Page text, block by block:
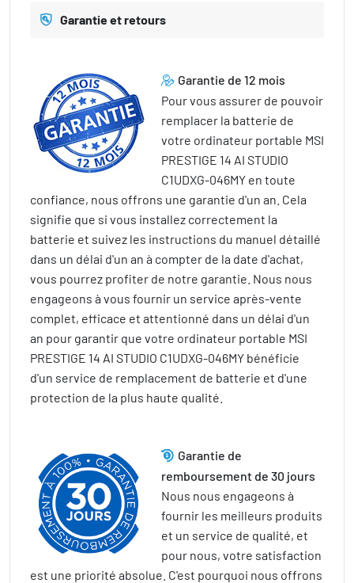
Garantie et retours
Garantie de 12 mois
Pour vous assurer de pouvoir
remplacer la batterie de
votre ordinateur portable MSI
PRESTIGE 14 AI STUDIO
C1UDXG-046MY en toute
confiance, nous offrons une garantie d'un an. Cela
signifie que si vous installez correctement la
batterie et suivez les instructions du manuel détaillé
dans un délai d'un an à compter de la date d'achat,
vous pourrez profiter de notre garantie. Nous nous
engageons à vous fournir un service après-vente
complet, efficace et attentionné dans un délai d'un
an pour garantir que votre ordinateur portable MSI
PRESTIGE 14 AI STUDIO C1UDXG-046MY bénéficie
d'un service de remplacement de batterie et d'une
protection de la plus haute qualité.
Garantie de
remboursement de 30 jours
Nous nous engageons à
fournir les meilleurs produits
et un service de qualité, et
pour nous, votre satisfaction
est une priorité absolue. C'est pourquoi nous offrons